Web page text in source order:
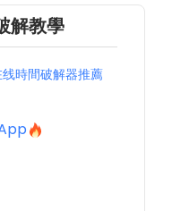
解教學
時間破解器推薦